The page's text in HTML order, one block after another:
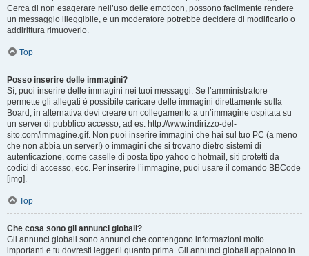
Cerca di non esagerare nell’uso delle emoticon, possono facilmente rendere
un messaggio illeggibile, e un moderatore potrebbe decidere di modificarlo o
addirittura rimuoverlo.
Top
Posso inserire delle immagini?
Sì, puoi inserire delle immagini nei tuoi messaggi. Se l’amministratore
permette gli allegati è possibile caricare delle immagini direttamente sulla
Board; in alternativa devi creare un collegamento a un’immagine ospitata su
un server di pubblico accesso, ad es. http://www.indirizzo-del-
sito.com/immagine.gif. Non puoi inserire immagini che hai sul tuo PC (a meno
che non abbia un server!) o immagini che si trovano dietro sistemi di
autenticazione, come caselle di posta tipo yahoo o hotmail, siti protetti da
codici di accesso, ecc. Per inserire l’immagine, puoi usare il comando BBCode
[img].
Top
Che cosa sono gli annunci globali?
Gli annunci globali sono annunci che contengono informazioni molto
importanti e tu dovresti leggerli quanto prima. Gli annunci globali appaiono in